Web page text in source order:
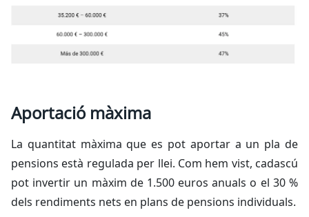
Aportació màxima
La quantitat màxima que es pot aportar a un pla de
pensions està regulada per llei. Com hem vist, cadascú
pot invertir un màxim de 1.500 euros anuals o el 30 %
dels rendiments nets en plans de pensions individuals.